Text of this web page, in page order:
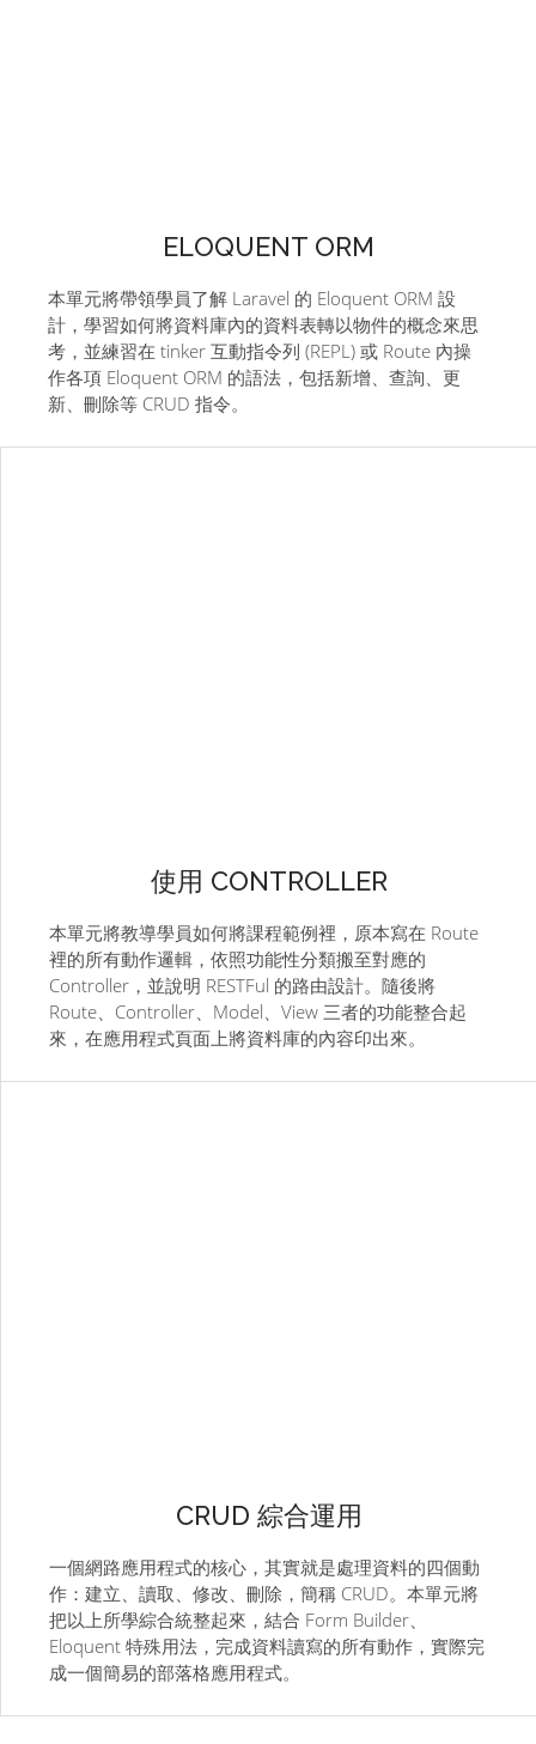
ELOQUENT ORM
本單元將帶領學員了解 Laravel 的 Eloquent ORM 設
計，學習如何將資料庫內的資料表轉以物件的概念來思
考，並練習在 tinker 互動指令列 (REPL) 或 Route 內操
作各項 Eloquent ORM 的語法，包括新增、查詢、更
新、刪除等 CRUD 指令。
使用 CONTROLLER
本單元將教導學員如何將課程範例裡，原本寫在 Route
裡的所有動作邏輯，依照功能性分類搬至對應的
Controller，並說明 RESTFul 的路由設計。隨後將
Route、Controller、Model、View 三者的功能整合起
來，在應用程式頁面上將資料庫的內容印出來。
CRUD 綜合運用
一個網路應用程式的核心，其實就是處理資料的四個動
作：建立、讀取、修改、刪除，簡稱 CRUD。本單元將
把以上所學綜合統整起來，結合 Form Builder、
Eloquent 特殊用法，完成資料讀寫的所有動作，實際完
成一個簡易的部落格應用程式。